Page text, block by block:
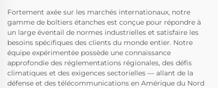
Fortement axée sur les marchés internationaux, notre
gamme de boîtiers étanches est conçue pour répondre à
un large éventail de normes industrielles et satisfaire les
besoins spécifiques des clients du monde entier. Notre
équipe expérimentée possède une connaissance
approfondie des réglementations régionales, des défis
climatiques et des exigences sectorielles — allant de la
défense et des télécommunications en Amérique du Nord